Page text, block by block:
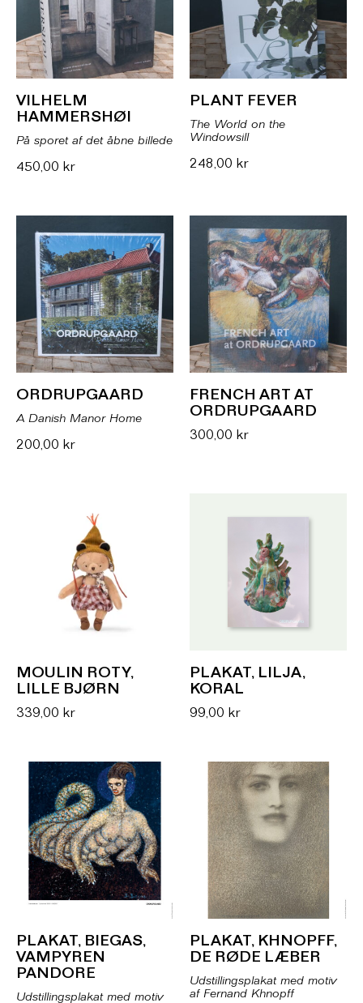
VILHELM
HAMMERSHØI
På sporet af det åbne billede
450,00 kr
PLANT FEVER
The World on the
Windowsill
248,00 kr
ORDRUPGAARD
A Danish Manor Home
200,00 kr
FRENCH ART AT
ORDRUPGAARD
300,00 kr
MOULIN ROTY,
LILLE BJØRN
339,00 kr
PLAKAT, LILJA,
KORAL
99,00 kr
PLAKAT, BIEGAS,
VAMPYREN
PANDORE
Udstillingsplakat med motiv
PLAKAT, KHNOPFF,
DE RØDE LÆBER
Udstillingsplakat med motiv
af Fernand Khnopff